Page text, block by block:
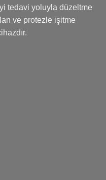
tedavi yoluyla düzeltme
ve protezle işitme